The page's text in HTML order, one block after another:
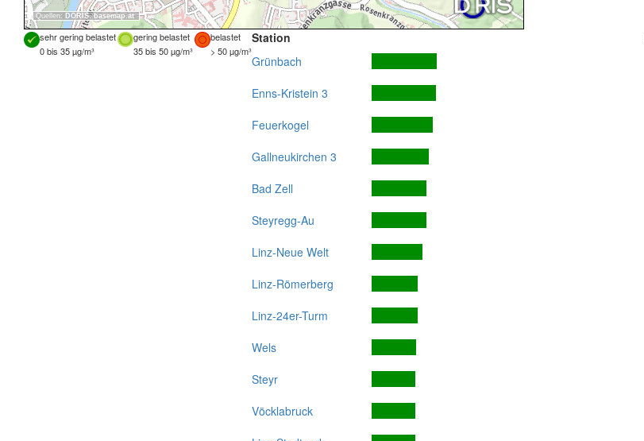
Quellen: DORIS, basemap.at
sehr gering belastet gering belastet
belastet
0 bis 35 µg/m³
35 bis 50 µg/m³ > 50 µg/m³
Station
Grünbach
Enns-Kristein 3
Feuerkogel
Gallneukirchen 3
Bad Zell
Steyregg-Au
Linz-Neue Welt
Linz-Römerberg
Linz-24er-Turm
Wels
Steyr
Vöcklabruck